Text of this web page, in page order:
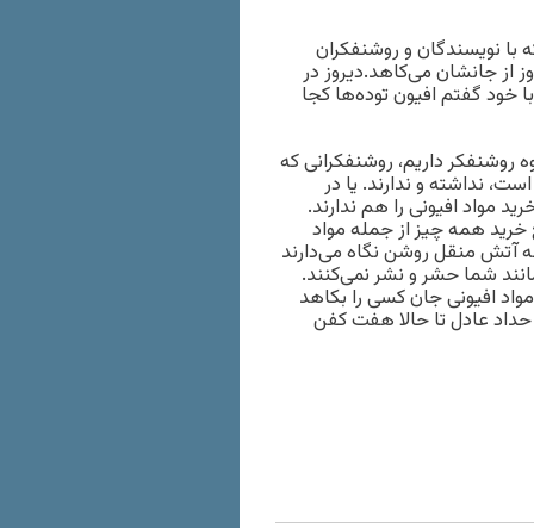
نویسندگان و روشنفکران
از جانشان می‌کاهد.دیروز در
خود گفتم افیون توده‌ها کجا
داریم، روشنفکرانی که
نداشته و ندارند. یا در
مواد افیونی را هم ندارند.
همه چیز از جمله مواد
آتش منقل روشن نگاه می‌دارند
مانند شما حشر و نشر نمی‌کنند.
مواد افیونی جان کسی را بکاهد
عادل تا حالا هفت کفن